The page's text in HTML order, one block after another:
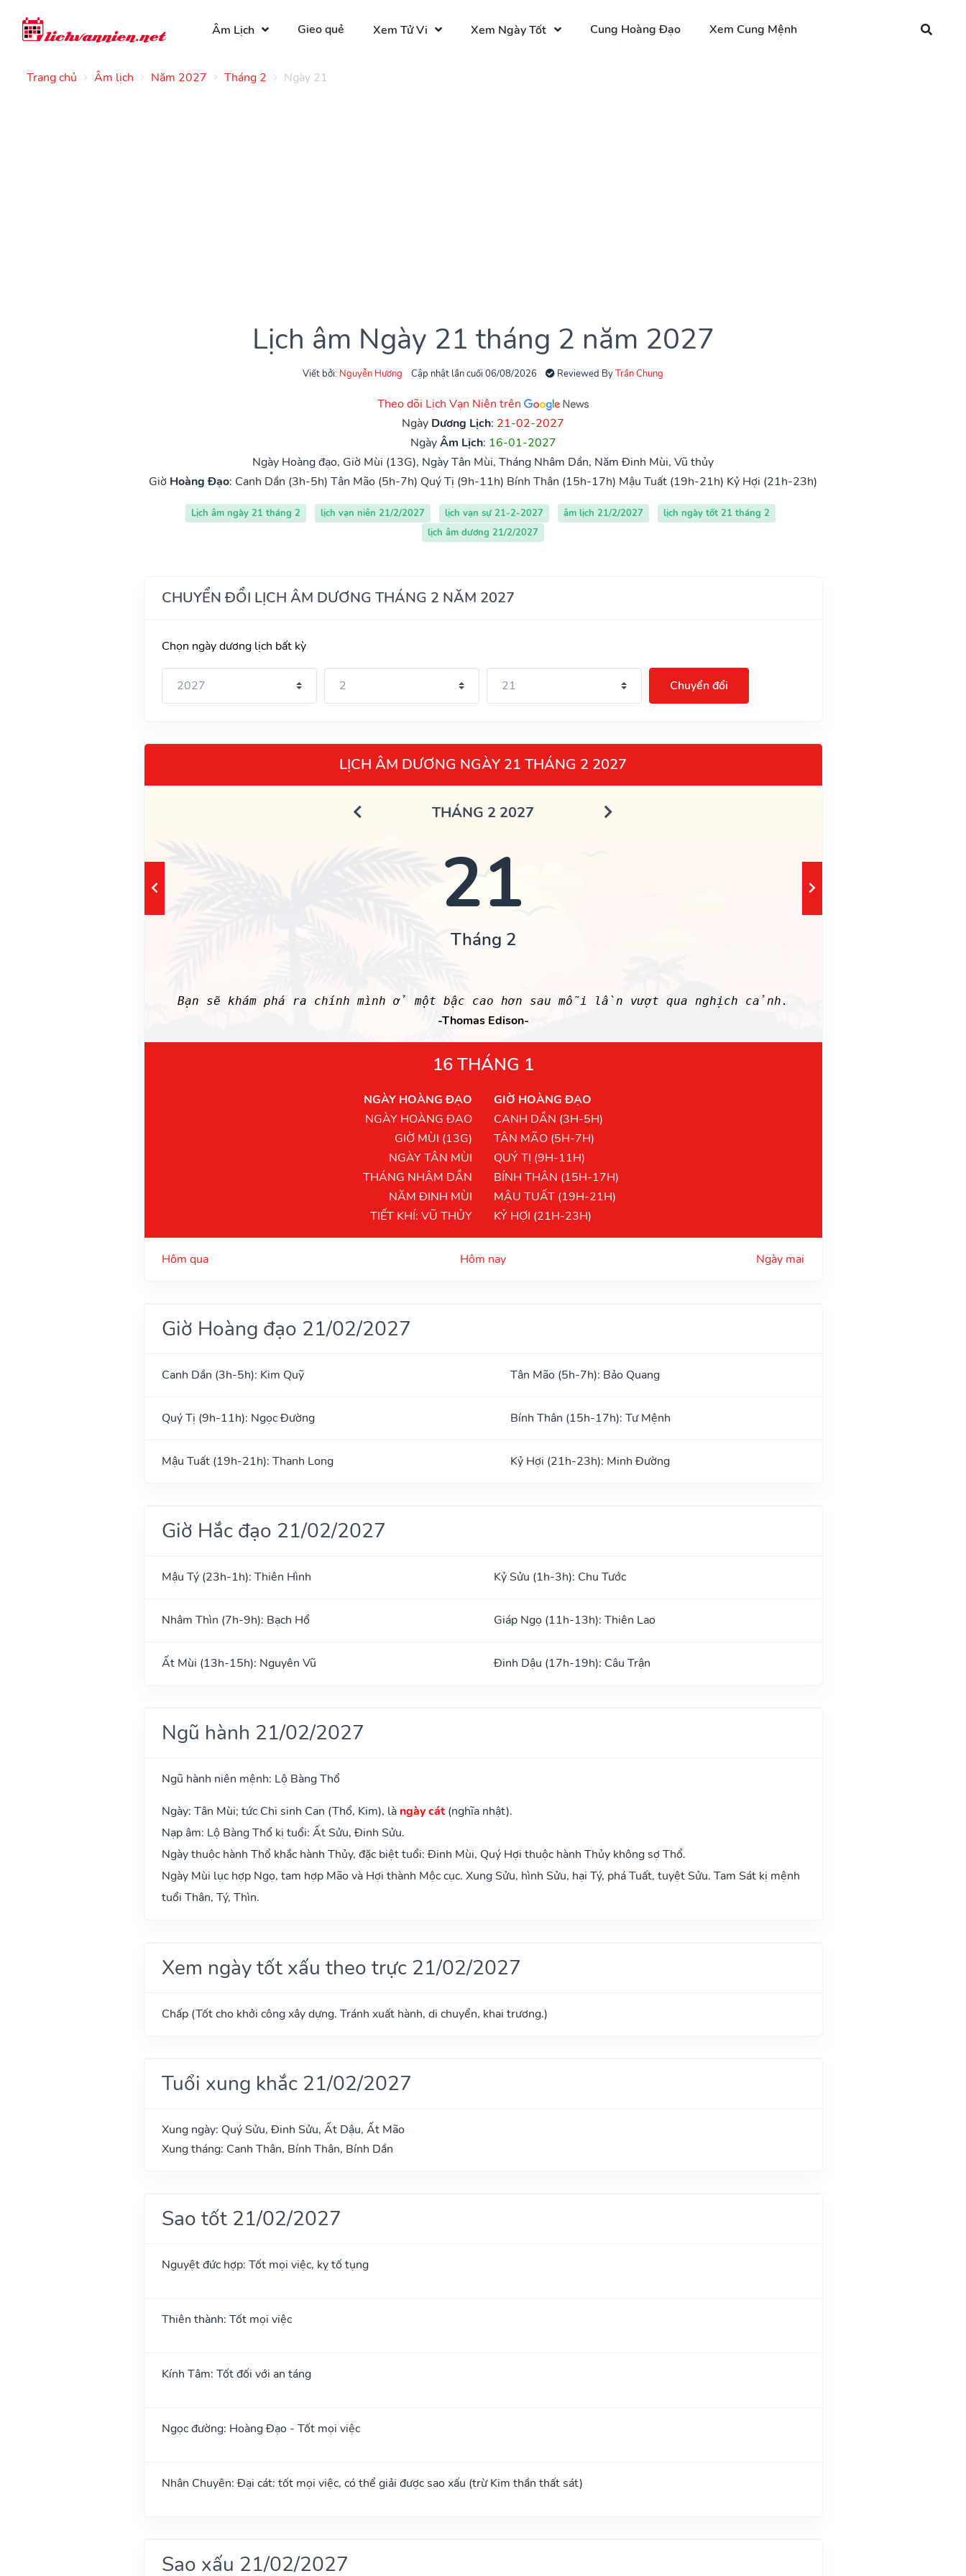
Âm Lịch Gieo quẻ Xem Tử Vi Xem Ngày Tốt Cung Hoàng Đạo Xem Cung Mệnh
Trang chủ Âm lịch Năm 2027 Tháng 2 Ngày 21
Lịch âm Ngày 21 tháng 2 năm 2027
Viết bởi: Nguyễn Hương Cập nhật lần cuối 06/08/2026 Reviewed ByTrần Chung
Theo dõi Lịch Vạn Niên trên
Ngày Dương Lịch: 21-02-2027
NgàyÂm Lịch: 16-01-2027
Ngày Hoàng đạo, Giờ Mùi (13G), Ngày Tân Mùi, Tháng Nhâm Dần, Năm Đinh Mùi, Vũ thủy
Giờ Hoàng Đạo: Canh Dần (3h-5h) Tân Mão (5h-7h) Quý Tị (9h-11h) Bính Thân (15h-17h) Mậu Tuất (19h-21h) Kỷ Hợi (21h-23h)
Lịch âm ngày 21 tháng 2 lịch vạn niên 21/2/2027 lịch vạn sự 21-2-2027 âm lịch 21/2/2027
lịch ngày tốt 21 tháng 2
lịch âm dương 21/2/2027
CHUYỂN ĐỔI LỊCH ÂM DƯƠNG THÁNG 2 NĂM 2027
Chọn ngày dương lịch bất kỳ
Chuyển đổi
LỊCH ÂM DƯƠNG NGÀY 21 THÁNG 2 2027
THÁNG 2 2027
21
Tháng 2
Bạn sẽ khám phá ra chính mình ở một bậc cao hơn sau mỗi lần vượt qua nghịch cảnh.
-Thomas Edison-
16 THÁNG 1
NGÀY HOÀNG ĐẠO
NGÀY HOÀNG ĐẠO
GIỜ MÙI (13G)
NGÀY TÂN MÙI
THÁNG NHÂM DẦN
NĂM ĐINH MÙI
TIẾT KHÍ: VŨ THỦY
GIỜ HOÀNG ĐẠO
CANH DẦN (3H-5H)
TÂN MÃO (5H-7H)
QUÝ TỊ (9H-11H)
BÍNH THÂN (15H-17H)
MẬU TUẤT (19H-21H)
KỶ HỢI (21H-23H)
Hôm qua Hôm nay Ngày mai
Giờ Hoàng đạo 21/02/2027
Canh Dần (3h-5h): Kim Quỹ Tân Mão (5h-7h): Bảo Quang
Quý Tị (9h-11h): Ngọc Đường Bính Thân (15h-17h): Tư Mệnh
Mậu Tuất (19h-21h): Thanh Long Kỷ Hợi (21h-23h): Minh Đường
Giờ Hắc đạo 21/02/2027
Mậu Tý (23h-1h): Thiên Hình Kỷ Sửu (1h-3h): Chu Tước
Nhâm Thìn (7h-9h): Bạch Hổ Giáp Ngọ (11h-13h): Thiên Lao
Ất Mùi (13h-15h): Nguyên Vũ Đinh Dậu (17h-19h): Câu Trận
Ngũ hành 21/02/2027
Ngũ hành niên mệnh: Lộ Bàng Thổ
Ngày: Tân Mùi; tức Chi sinh Can (Thổ, Kim), là ngày cát(nghĩa nhật).
Nạp âm: Lộ Bàng Thổ kị tuổi: Ất Sửu, Đinh Sửu.
Ngày thuộc hành Thổ khắc hành Thủy, đặc biệt tuổi: Đinh Mùi, Quý Hợi thuộc hành Thủy không sợ Thổ.
Ngày Mùi lục hợp Ngọ, tam hợp Mão và Hợi thành Mộc cục. Xung Sửu, hình Sửu, hại Tý, phá Tuất, tuyệt Sửu. Tam Sát kị mệnh
tuổi Thân, Tý, Thìn.
Xem ngày tốt xấu theo trực 21/02/2027
Chấp (Tốt cho khởi công xây dựng. Tránh xuất hành, di chuyển, khai trương.)
Tuổi xung khắc 21/02/2027
Xung ngày: Quý Sửu, Đinh Sửu, Ất Dậu, Ất Mão
Xung tháng: Canh Thân, Bính Thân, Bính Dần
Sao tốt 21/02/2027
Nguyệt đức hợp: Tốt mọi việc, kỵ tố tụng
Thiên thành: Tốt mọi việc
Kính Tâm: Tốt đối với an táng
Ngọc đường: Hoàng Đạo - Tốt mọi việc
Nhân Chuyên: Đại cát: tốt mọi việc, có thể giải được sao xấu (trừ Kim thần thất sát)
Sao xấu 21/02/2027